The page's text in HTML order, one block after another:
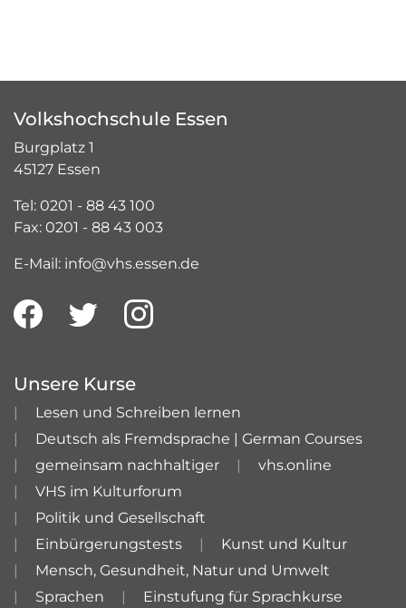
Volkshochschule Essen
Burgplatz 1
45127 Essen
Tel: 0201 - 88 43 100
Fax: 0201 - 88 43 003
E-Mail: info@vhs.essen.de
Unsere Kurse
Lesen und Schreiben lernen
Deutsch als Fremdsprache | German Courses
gemeinsam nachhaltiger
vhs.online
VHS im Kulturforum
Politik und Gesellschaft
Einbürgerungstests
Kunst und Kultur
Mensch, Gesundheit, Natur und Umwelt
Sprachen
Einstufung für Sprachkurse